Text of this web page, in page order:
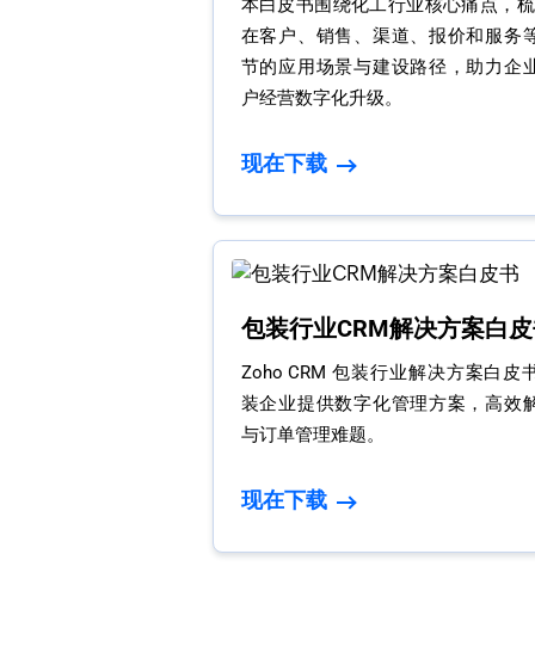
本白皮书围绕化工行业核心痛点，
在客户、销售、渠道、报价和服务
节的应用场景与建设路径，助力企
户经营数字化升级。
现在下载
包装行业CRM解决方案白
Zoho CRM 包装行业解决方案白皮
装企业提供数字化管理方案，高效
与订单管理难题。
现在下载